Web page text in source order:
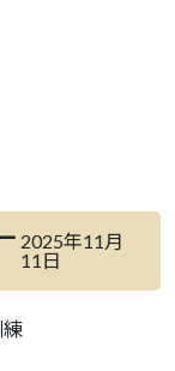
2025年11月
11日
練